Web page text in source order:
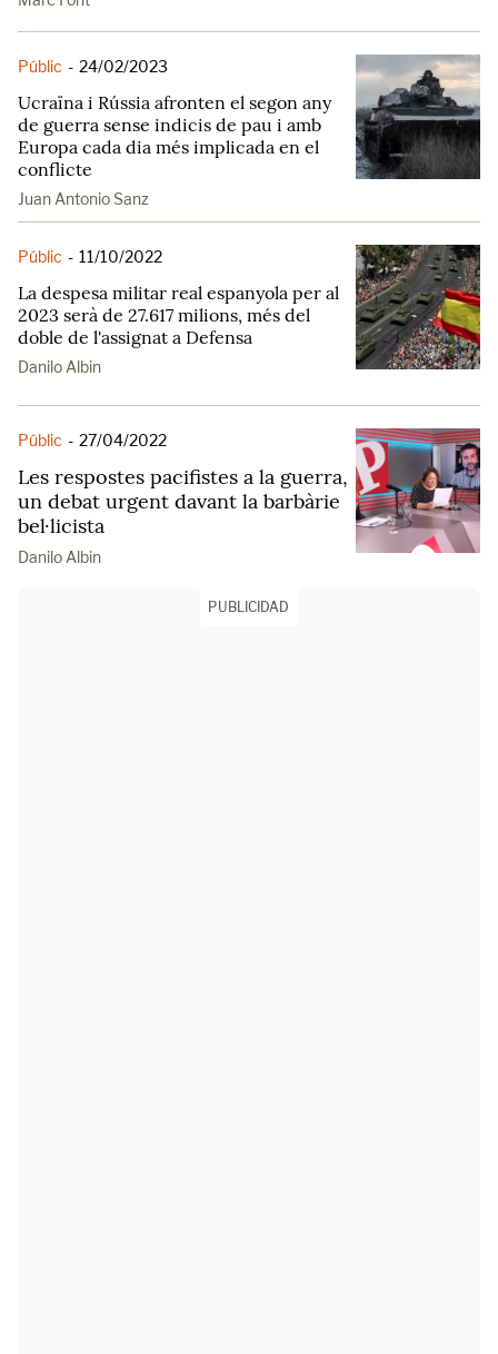
Públic - 24/02/2023
Ucraïna i Rússia afronten el segon any
de guerra sense indicis de pau i amb
Europa cada dia més implicada en el
conflicte
Juan Antonio Sanz
Públic - 11/10/2022
La despesa militar real espanyola per al
2023 serà de 27.617 milions, més del
doble de l'assignat a Defensa
Danilo Albin
Públic - 27/04/2022
Les respostes pacifistes a la guerra,
un debat urgent davant la barbàrie
bel·licista
Danilo Albin
PUBLICIDAD